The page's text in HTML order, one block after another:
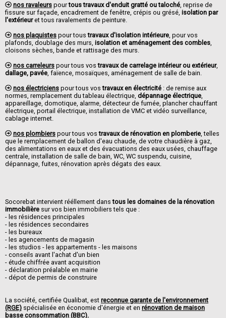
nos ravaleurspourtous travaux d'enduit gratté ou taloché, reprise de
fissure sur façade, encadrement de fenêtre, crépis ou grésé, isolation par
l'extérieuret tous ravalements de peinture.
nos plaquistespour toustravaux d'isolation intérieure, pour vos
plafonds, doublage des murs, isolation et aménagement des combles
cloisons sèches, bande et rattisage des murs.
nos carreleurspour tous vostravaux de carrelage intérieur ou extérieur,
dallage, pavée , faïence, mosaïques, aménagement de salle de bain.
nos électricienspour tous vostravaux en électricité: de remise aux
normes, remplacement du tableau électrique, dépannage électrique
appareillage, domotique, alarme, détecteur de fumée, plancher chauffant
électrique, portail électrique, installation de VMC et vidéo surveillance,
cablage internet.
nos plombierspour tous vostravaux de rénovation en plomberie, telles
que le remplacement de ballon d'eau chaude, de votre chaudière à gaz,
des alimentations en eaux et des évacuations des eaux usées, chauffage
centrale, installation de salle de bain, WC, WC suspendu, cuisine,
dépannage, fuites, rénovation après dégats des eaux.
Socorebat intervient rééllement danstous les domaines de la rénovation
immobilière sur vos bien immobiliers tels que :
- les résidences principales
- les résidences secondaires
- les bureaux
- les agencements de magasin
- les studios - les appartements - les maisons
- conseils avant l'achat d'un bien
- étude chiffrée avant acquisition
- déclaration préalable en mairie
- dépot de permis de construire
La société, certifiée Qualibat, est reconnue garante de l'environnement
(RGE) spécialisée en économie d'énergie et en rénovation de maison
basse consommation (BBC).